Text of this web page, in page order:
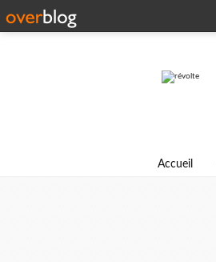
Accueil